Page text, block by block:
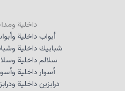
داخلية
أبواب داخلية
شبابيك داخلية
سلالم داخلية
أسوار داخلية
درابزين داخلية